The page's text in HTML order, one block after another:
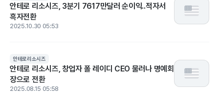
안테로 리소시즈, 3분기 7617만달러 순이익..적자서
흑자전환
2025.10.30 05:53
안테로리소시즈
안테로 리소시즈, 창업자 폴 레이디 CEO 물러나 명예회
장으로 전환
2025.08.15 05:58